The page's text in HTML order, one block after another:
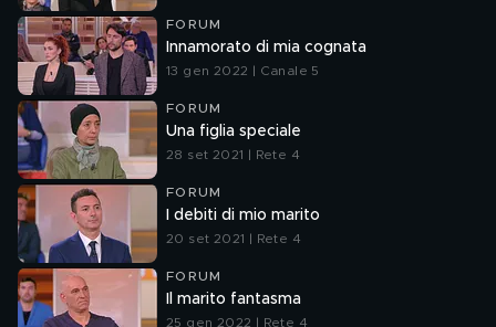
FORUM
Innamorato di mia cognata
13 gen 2022 | Canale 5
FORUM
Una figlia speciale
28 set 2021 | Rete 4
FORUM
I debiti di mio marito
20 set 2021 | Rete 4
FORUM
Il marito fantasma
25 gen 2022 | Rete 4